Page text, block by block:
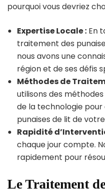
pourquoi vous devriez
Expertise Locale : En
traitement des
nous avons une
région et de ses défis
Méthodes de
utilisons des
de la technologie
punaises de lit de
Rapidité
chaque jour compte.
rapidement pour
Le Traitement